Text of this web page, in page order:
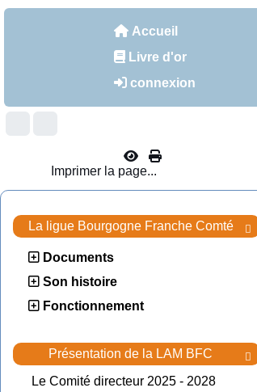
Accueil
Livre d'or
connexion
Imprimer la page...

La ligue Bourgogne Franche Comté
Documents
Son histoire
Fonctionnement

Présentation de la LAM BFC
Le Comité directeur 2025 - 2028